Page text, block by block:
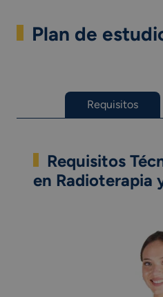
Plan de
Requisitos
Requisitos
en Radioterapia